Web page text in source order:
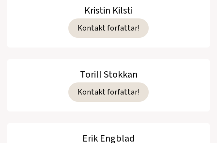
Kristin Kilsti
Kontakt forfattar!
Torill Stokkan
Kontakt forfattar!
Erik Engblad